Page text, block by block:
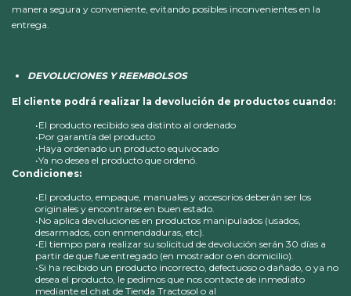
manera segura y conveniente, evitando posibles inconvenientes en la
entrega.
DEVOLUCIONES Y REEMBOLSOS
El cliente podrá realizar la devolución de productos cuando:
•El producto recibido sea distinto al ordenado
•Por garantía del producto
•Haya ordenado un producto equivocado
•Ya no desea el producto que ordenó.
Condiciones:
•El producto, empaque, manuales y accesorios deberán ser los
originales y encontrarse en buen estado.
•No aplica devoluciones en productos manipulados (usados,
desarmados, con enmendaduras, etc).
•El tiempo para realizar su solicitud de devolución serán 30 días a
partir de que fue entregado (en mostrador o en domicilio).
•Si ha recibido un producto incorrecto, defectuoso o dañado, o ya no
desea el producto, le pedimos que nos contacte de inmediato
mediante el chat de Tienda Tractosol o al